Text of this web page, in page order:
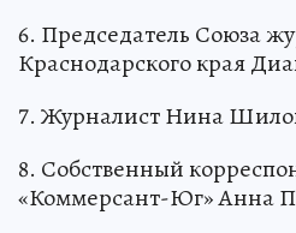
6. Председатель Союза
Краснодарского края
7. Журналист Нина
8. Собственный
«Коммерсант-Юг» Анна